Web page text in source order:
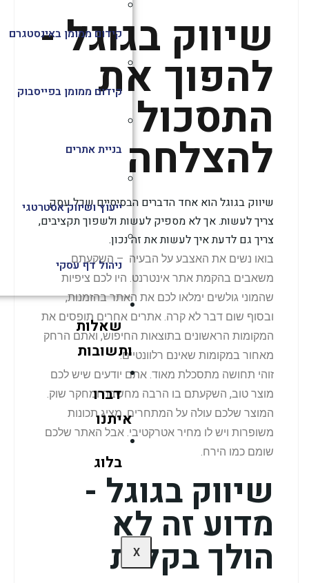
קידום ממומן באינסטגרם
קידום ממומן בפייסבוק
בניית אתרים
ייעוץ ושיווק אסטרטגי
ניהול דף עסקי
שאלות
ותשובות
דברו
איתנו
בלוג
X
שיווק בגוגל -
להפוך את
התסכול
להצלחה
שיווק בגוגל הוא אחד הדברים הבסיסיים שכל עסק
צריך לעשות. אך לא מספיק לעשות ולשפוך תקציבים,
צריך גם לדעת איך לעשות את זה נכון.
בואו נשים את האצבע על הבעיה – השקעתם
משאבים בהקמת אתר אינטרנט. היו לכם ציפיות
שהמוני גולשים ימלאו לכם את האתר בהזמנות,
ובסוף שום דבר לא קרה. אתרים אחרים תופסים את
המקומות הראשונים בתוצאות החיפוש, ואתם הרחק
מאחור במקומות שאינם רלוונטיים.
זוהי תחושה מתסכלת מאוד. אתם יודעים שיש לכם
מוצר טוב, השקעתם בו הרבה מחשבה ומחקר שוק.
המוצר שלכם עולה על המתחרים, מציג תכונות
משופרות ויש לו מחיר אטרקטיבי. אבל האתר שלכם
שומם כמו הירח.
שיווק בגוגל -
מדוע זה לא
הולך בקלות